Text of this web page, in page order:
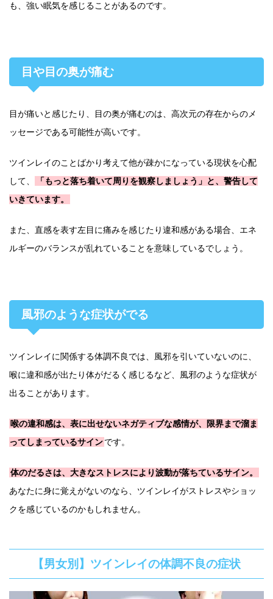
も、強い眠気を感じることがあるのです。
目や目の奥が痛む
目が痛いと感じたり、目の奥が痛むのは、高次元の存在からのメ
ッセージである可能性が高いです。
ツインレイのことばかり考えて他が疎かになっている現状を心配
して、
「もっと落ち着いて周りを観察しましょう」と、警告して
いきています。
また、直感を表す左目に痛みを感じたり違和感がある場合、エネ
ルギーのバランスが乱れていることを意味しているでしょう。
風邪のような症状がでる
ツインレイに関係する体調不良では、風邪を引いていないのに、
喉に違和感が出たり体がだるく感じるなど、風邪のような症状が
出ることがあります。
喉の違和感は、表に出せないネガティブな感情が、限界まで溜ま
ってしまっているサインです。
体のだるさは、大きなストレスにより波動が落ちているサイン。
あなたに身に覚えがないのなら、ツインレイがストレスやショッ
クを感じているのかもしれません。
【男女別】ツインレイの体調不良の症状